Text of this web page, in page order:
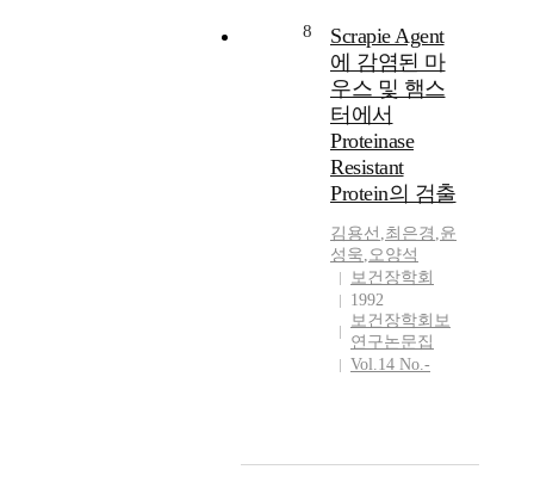
8
Scrapie Agent
에 감염된 마
우스 및 햄스
터에서
Proteinase
Resistant
Protein의 검출
김용선 ,최은경 ,윤
성욱,오양석
보건장학회
1992
보건장학회보
연구논문집
Vol.14 No.-